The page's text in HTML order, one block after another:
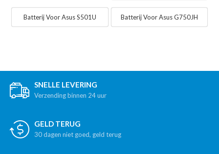
Batterij Voor Asus S501U Batterij Voor Asus G750JH
SNELLE LEVERING
Verzending binnen 24 uur
GELD TERUG
30 dagen niet goed, geld terug